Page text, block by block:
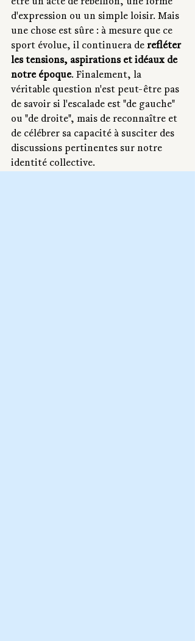
être un acte de rébellion, une forme
d'expression ou un simple loisir. Mais
une chose est sûre : à mesure que ce
sport évolue, il continuera de refléter
les tensions, aspirations et idéaux de
notre époque. Finalement, la
véritable question n'est peut-être pas
de savoir si l'escalade est "de gauche"
ou "de droite", mais de reconnaître et
de célébrer sa capacité à susciter des
discussions pertinentes sur notre
identité collective.